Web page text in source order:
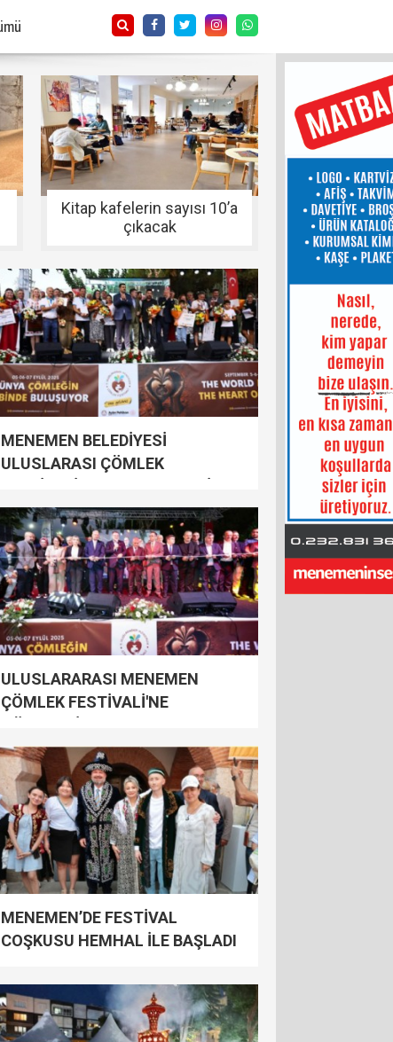
Kitap kafelerin sayısı 10’a
çıkacak
MENEMEN BELEDİYESİ
ULUSLARASI ÇÖMLEK
ULUSLARARASI MENEMEN
ÇÖMLEK FESTİVALİ'NE
MENEMEN’DE FESTİVAL
COŞKUSU HEMHAL İLE BAŞLADI